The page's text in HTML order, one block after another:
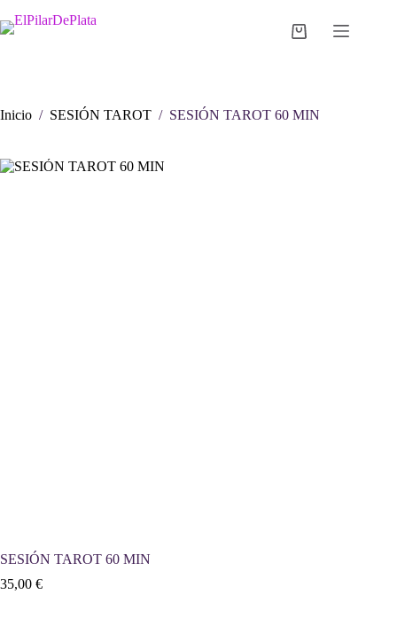
al
contenido
Carro
Inicio / SESIÓN TAROT / SESIÓN TAROT 60 MIN
SESIÓN TAROT 60 MIN
35,00 €